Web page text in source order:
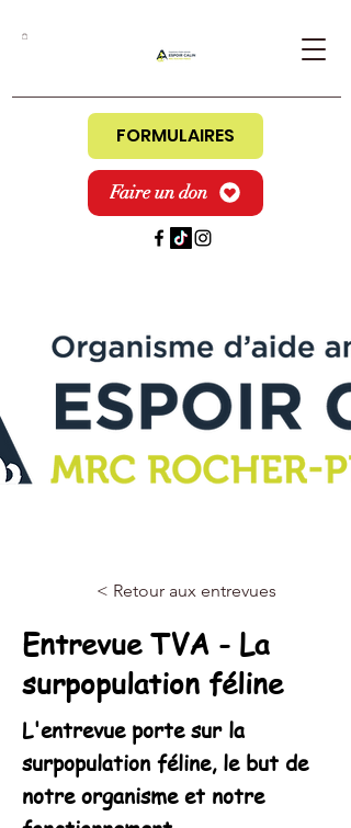
Faire un don
FORMULAIRES
< Retour aux entrevues
Entrevue TVA - La
surpopulation féline
L'entrevue porte sur la
surpopulation féline, le but de
notre organisme et notre